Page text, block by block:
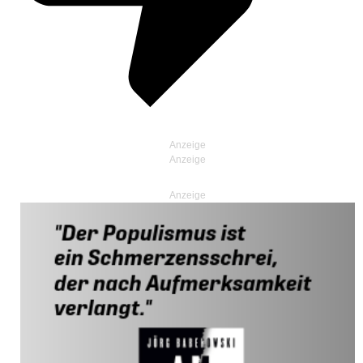
Anzeige